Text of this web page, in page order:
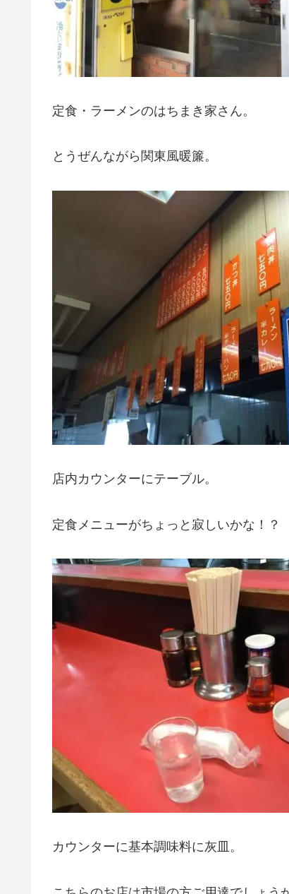
定食・ラーメンのはちまき家さん。
とうぜんながら関東風暖簾。
店内カウンターにテーブル。
定食メニューがちょっと寂しいかな！？
カウンターに基本調味料に灰皿。